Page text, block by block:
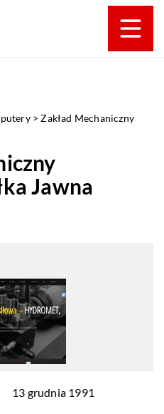
>Zakład Mechaniczny
Jawna
13 grudnia 1991